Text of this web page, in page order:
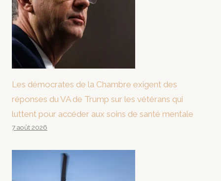
Les démocrates de la Chambre exigent des
réponses du VA de Trump sur les vétérans qui
luttent pour accéder aux soins de santé mentale
7 août 2026